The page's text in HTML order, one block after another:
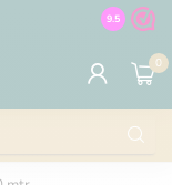
100% de
9.5
0